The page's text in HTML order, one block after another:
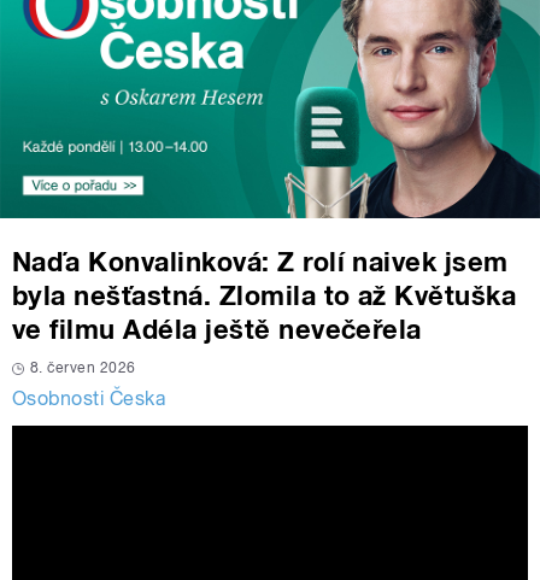
Naďa Konvalinková: Z rolí naivek jsem
byla nešťastná. Zlomila to až Květuška
ve filmu Adéla ještě nevečeřela
8. červen 2026
Osobnosti Česka